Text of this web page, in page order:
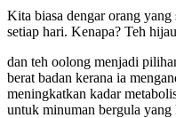
Kita biasa dengar orang
setiap hari. Kenapa? Teh hijau
dan teh oolong menjadi
berat badan kerana ia
meningkatkan kadar
untuk minuman bergula yang